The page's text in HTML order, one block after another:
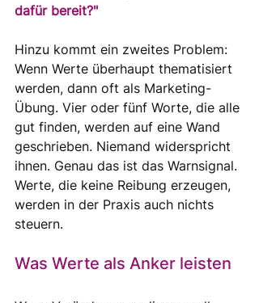
dafür bereit?"
Hinzu kommt ein zweites Problem:
Wenn Werte überhaupt thematisiert
werden, dann oft als Marketing-
Übung. Vier oder fünf Worte, die alle
gut finden, werden auf eine Wand
geschrieben. Niemand widerspricht
ihnen. Genau das ist das Warnsignal.
Werte, die keine Reibung erzeugen,
werden in der Praxis auch nichts
steuern.
Was Werte als Anker leisten